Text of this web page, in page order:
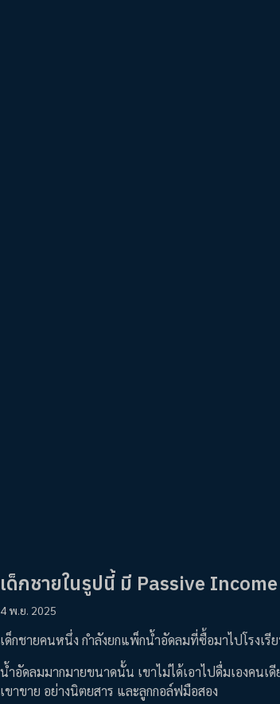
เด็กชายในรูปนี้ มี Passive
4 พ.ย. 2025
เด็กชายคนหนึ่ง กำลังยกแพ็กน้ำอัดลมที่ซื้อมาไปโรงเ
น้ำอัดลมมากมายขนาดนั้น เขาไม่ได้เอาไปดื่มเองคน
เขาขาย อย่างนิตยสาร และลูกกอล์ฟมือสอง